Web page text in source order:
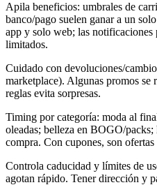
Apila beneficios: umbrales de
banco/pago suelen ganar a un
app y solo web; las notificaciones
limitados.
Cuidado con devoluciones/
marketplace). Algunas promos se
reglas evita sorpresas.
Timing por categoría: moda al
oleadas; belleza en BOGO/
compra. Con cupones, son ofertas
Controla caducidad y límites de
agotan rápido. Tener dirección y